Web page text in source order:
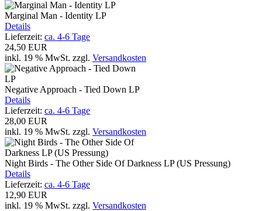
Marginal Man - Identity LP
Details
Lieferzeit: ca. 4-6 Tage
24,50 EUR
inkl. 19 % MwSt. zzgl. Versandkosten
Negative Approach - Tied Down LP
Details
Lieferzeit: ca. 4-6 Tage
28,00 EUR
inkl. 19 % MwSt. zzgl. Versandkosten
Night Birds - The Other Side Of Darkness LP (US Pressung)
Details
Lieferzeit: ca. 4-6 Tage
12,90 EUR
inkl. 19 % MwSt. zzgl. Versandkosten